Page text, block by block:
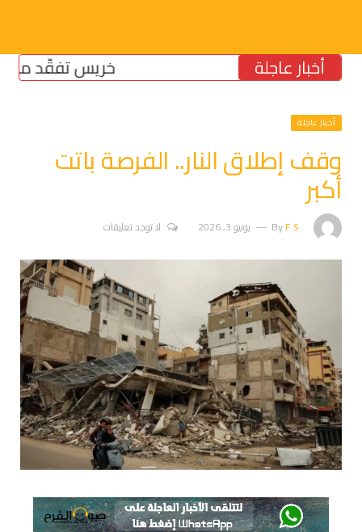
أخبار عاجلة خريس تفقّد مركز
أخبار عاجلة
وقف إطلاق النار.. الفرصة باتت
أكبر
ByF.S يونيو 3, 2026 لا توجد تعليقات